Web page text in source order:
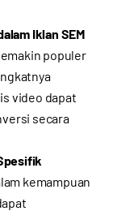
Iklan SEM
populer
video dapat
secara
kemampuan